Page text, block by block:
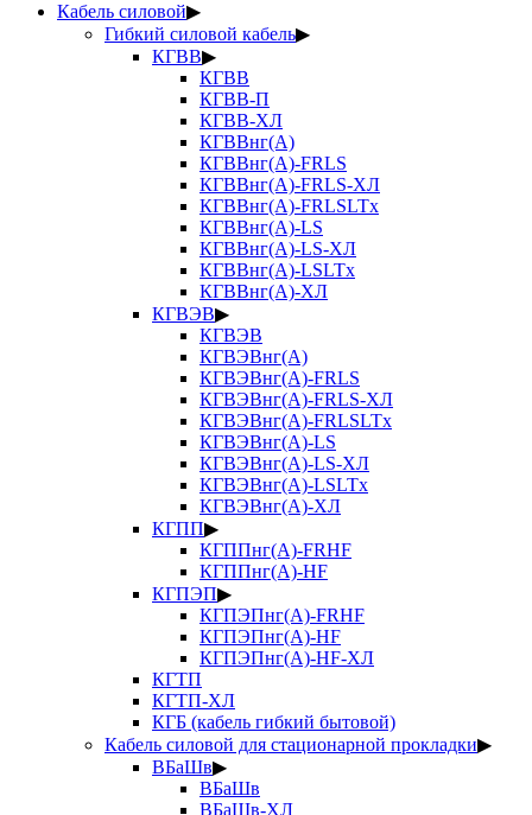
Кабель силовой▶
Гибкий силовой кабель▶
КГВВ▶
КГВВ
КГВВ-П
КГВВ-ХЛ
КГВВнг(А)
КГВВнг(А)-FRLS
КГВВнг(А)-FRLS-ХЛ
КГВВнг(А)-FRLSLTx
КГВВнг(А)-LS
КГВВнг(А)-LS-ХЛ
КГВВнг(А)-LSLTx
КГВВнг(А)-ХЛ
КГВЭВ▶
КГВЭВ
КГВЭВнг(А)
КГВЭВнг(А)-FRLS
КГВЭВнг(А)-FRLS-ХЛ
КГВЭВнг(А)-FRLSLTx
КГВЭВнг(А)-LS
КГВЭВнг(А)-LS-ХЛ
КГВЭВнг(А)-LSLTx
КГВЭВнг(А)-ХЛ
КГПП▶
КГППнг(А)-FRHF
КГППнг(А)-HF
КГПЭП▶
КГПЭПнг(А)-FRHF
КГПЭПнг(А)-HF
КГПЭПнг(А)-HF-ХЛ
КГТП
КГТП-ХЛ
КГБ (кабель гибкий бытовой)
Кабель силовой для стационарной прокладки▶
ВБаШв▶
ВБаШв
ВБаШв-ХЛ